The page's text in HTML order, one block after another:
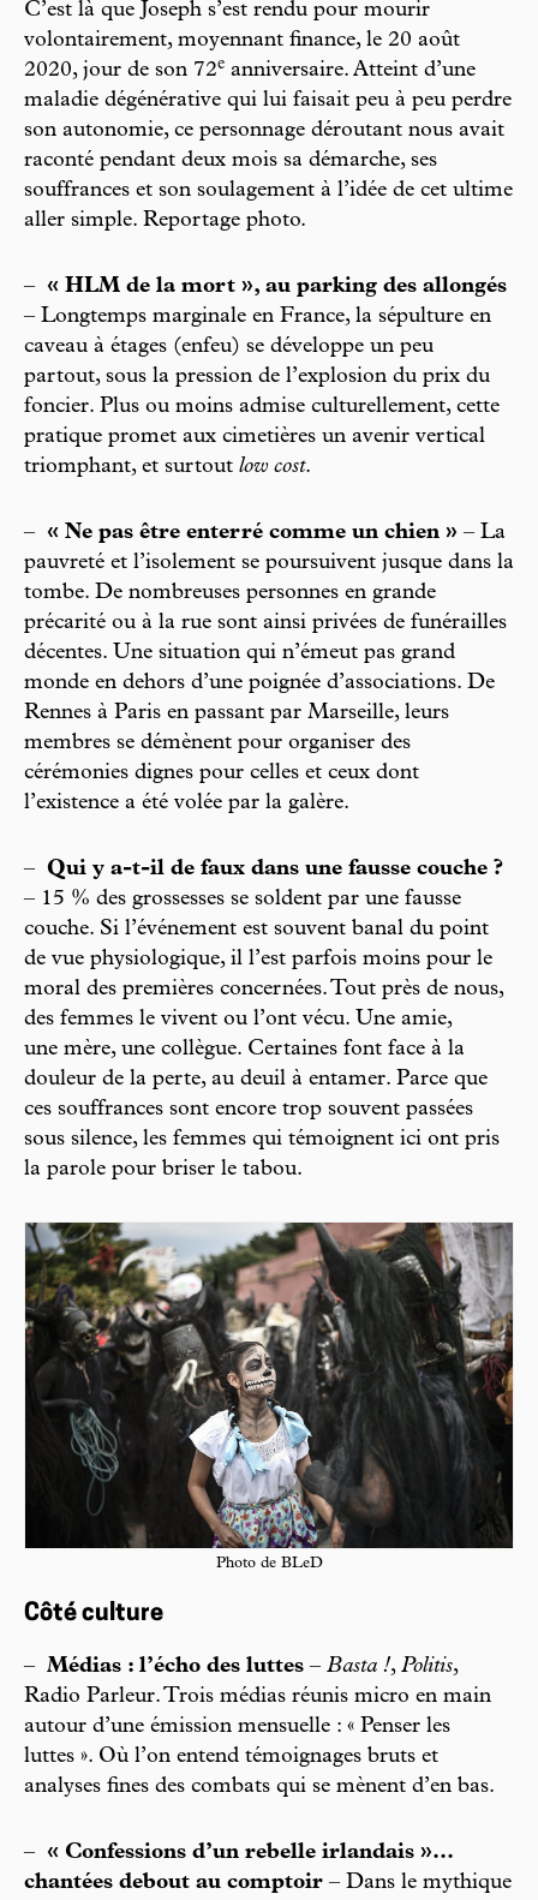
C’est là que Joseph s’est rendu pour mourir
volontairement, moyennant finance, le 20 août
2020, jour de son 72e anniversaire. Atteint d’une
maladie dégénérative qui lui faisait peu à peu perdre
son autonomie, ce personnage déroutant nous avait
raconté pendant deux mois sa démarche, ses
souffrances et son soulagement à l’idée de cet ultime
aller simple. Reportage photo.
–
« HLM de la mort », au parking des allongés
– Longtemps marginale en France, la sépulture en
caveau à étages (enfeu) se développe un peu
partout, sous la pression de l’explosion du prix du
foncier. Plus ou moins admise culturellement, cette
pratique promet aux cimetières un avenir vertical
triomphant, et surtout low cost.
– « Ne pas être enterré comme un chien » – La
pauvreté et l’isolement se poursuivent jusque dans la
tombe. De nombreuses personnes en grande
précarité ou à la rue sont ainsi privées de funérailles
décentes. Une situation qui n’émeut pas grand
monde en dehors d’une poignée d’associations. De
Rennes à Paris en passant par Marseille, leurs
membres se démènent pour organiser des
cérémonies dignes pour celles et ceux dont
l’existence a été volée par la galère.
– Qui y a-t-il de faux dans une fausse couche ?
– 15 % des grossesses se soldent par une fausse
couche. Si l’événement est souvent banal du point
de vue physiologique, il l’est parfois moins pour le
moral des premières concernées. Tout près de nous,
des femmes le vivent ou l’ont vécu. Une amie,
une mère, une collègue. Certaines font face à la
douleur de la perte, au deuil à entamer. Parce que
ces souffrances sont encore trop souvent passées
sous silence, les femmes qui témoignent ici ont pris
la parole pour briser le tabou.
Photo de BLeD
Côté culture
– Médias : l’écho des luttes – Basta !, Politis,
Radio Parleur. Trois médias réunis micro en main
autour d’une émission mensuelle : « Penser les
luttes ». Où l’on entend témoignages bruts et
analyses fines des combats qui se mènent d’en bas.
–
« Confessions d’un rebelle irlandais »...
chantées debout au comptoir – Dans le mythique